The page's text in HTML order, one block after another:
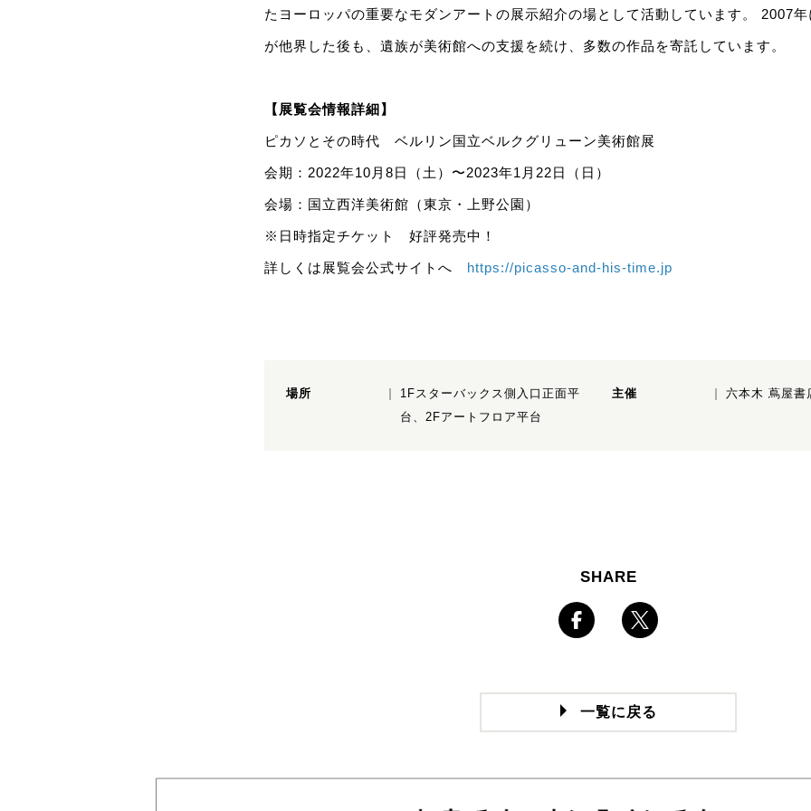
たヨーロッパの重要なモダンアートの展示紹介の場として活動しています。 2007
が他界した後も、遺族が美術館への支援を続け、多数の作品を寄託しています。
【展覧会情報詳細】
ピカソとその時代 ベルリン国立ベルクグリューン美術館展
会期：2022年10月8日（土）〜2023年1月22日（日）
会場：国立西洋美術館（東京・上野公園）
※日時指定チケット 好評発売中！
詳しくは展覧会公式サイトへ https://picasso-and-his-time.jp
場所
1Fスターバックス側入口正面平
台、2Fアートフロア平台
主催 六本木 蔦屋書
SHARE
一覧に戻る